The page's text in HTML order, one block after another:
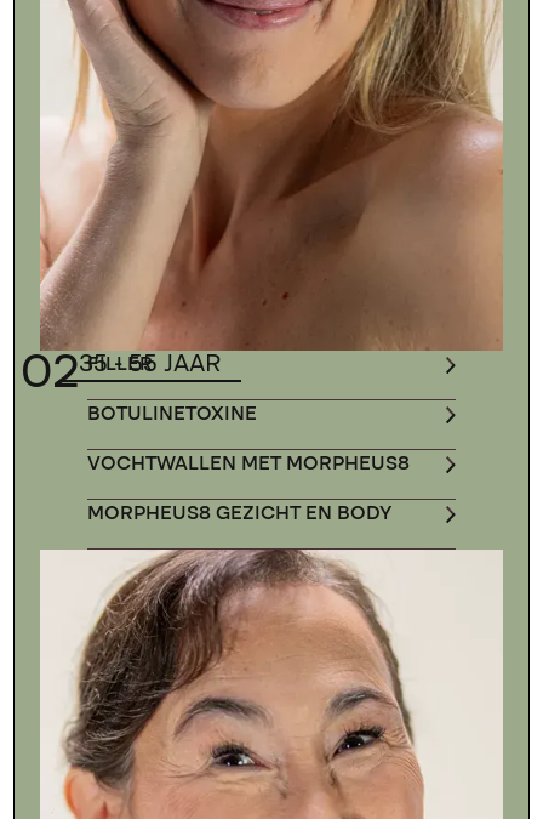
0235 - 55 JAAR
FILLER
BOTULINETOXINE
VOCHTWALLEN MET MORPHEUS8
MORPHEUS8 GEZICHT EN BODY